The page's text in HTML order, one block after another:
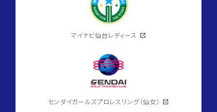
マイナビ仙台レディース open_in_new
センダイガールズプロレスリング（仙女） open_in_new